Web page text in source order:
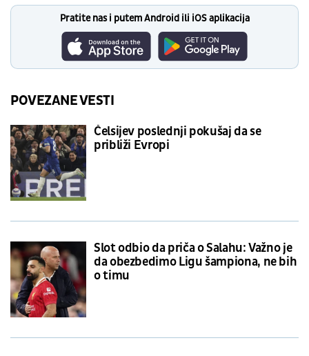
Pratite nas i putem Android ili iOS aplikacija
POVEZANE VESTI
Čelsijev poslednji pokušaj da se
približi Evropi
Slot odbio da priča o Salahu: Važno je
da obezbedimo Ligu šampiona, ne bih
o timu